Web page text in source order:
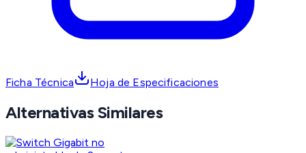
Ficha Técnica Hoja de Especificaciones
Alternativas Similares